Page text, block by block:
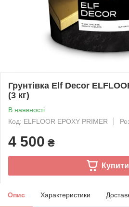
Грунтівка Elf Decor
(3 кг)
В наявності
Код: ELFLOOR EPOXY PRIMER
4 500 ₴
Купити
Опис Характеристики